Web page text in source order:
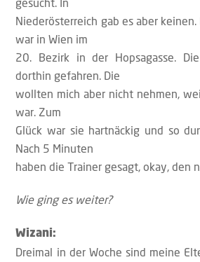
gesucht. In
Niederösterreich gab es aber
war in Wien im
20. Bezirk in der Hopsagasse.
dorthin gefahren. Die
wollten mich aber nicht nehmen,
war. Zum
Glück war sie hartnäckig und so
Nach 5 Minuten
haben die Trainer gesagt, okay, den
Wie ging es weiter?
Wizani:
Dreimal in der Woche sind meine